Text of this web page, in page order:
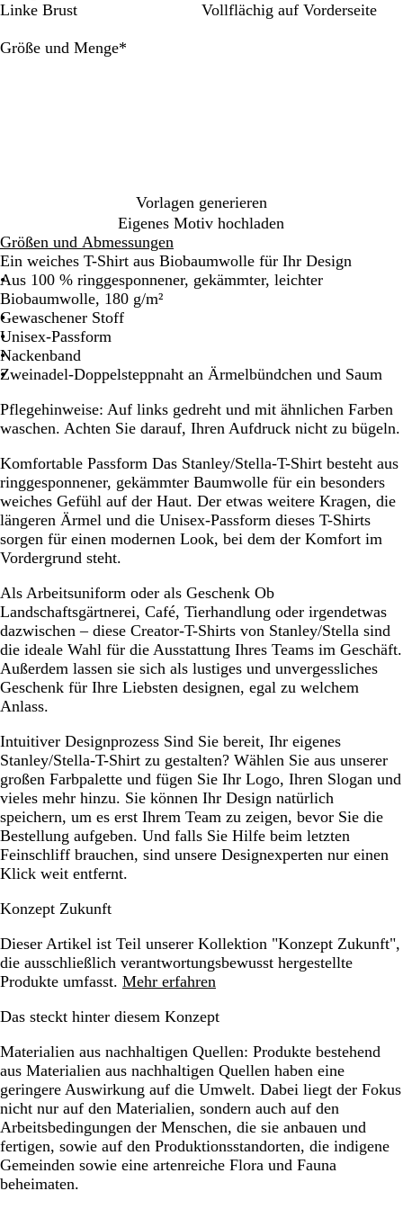
e
s
t
a
i
e
e
u
g
t
r
t
m
l
n
b
a
e
z
s
i
n
e
b
l
a
u
r
z
a
z
Linke Brust
Vollflächig auf Vorderseite
Größe und Menge*
Vorlagen generieren
Eigenes Motiv hochladen
Größen und Abmessungen
Ein weiches T-Shirt aus Biobaumwolle für Ihr Design
Aus 100 % ringgesponnener, gekämmter, leichter
Biobaumwolle, 180 g/m²
Gewaschener Stoff
Unisex-Passform
Nackenband
Zweinadel-Doppelsteppnaht an Ärmelbündchen und Saum
Pflegehinweise: Auf links gedreht und mit ähnlichen Farben
waschen. Achten Sie darauf, Ihren Aufdruck nicht zu bügeln.
Komfortable Passform Das Stanley/Stella-T-Shirt besteht aus
ringgesponnener, gekämmter Baumwolle für ein besonders
weiches Gefühl auf der Haut. Der etwas weitere Kragen, die
längeren Ärmel und die Unisex-Passform dieses T-Shirts
sorgen für einen modernen Look, bei dem der Komfort im
Vordergrund steht.
Als Arbeitsuniform oder als Geschenk Ob
Landschaftsgärtnerei, Café, Tierhandlung oder irgendetwas
dazwischen – diese Creator-T-Shirts von Stanley/Stella sind
die ideale Wahl für die Ausstattung Ihres Teams im Geschäft.
Außerdem lassen sie sich als lustiges und unvergessliches
Geschenk für Ihre Liebsten designen, egal zu welchem
Anlass.
Intuitiver Designprozess Sind Sie bereit, Ihr eigenes
Stanley/Stella-T-Shirt zu gestalten? Wählen Sie aus unserer
großen Farbpalette und fügen Sie Ihr Logo, Ihren Slogan und
vieles mehr hinzu. Sie können Ihr Design natürlich
speichern, um es erst Ihrem Team zu zeigen, bevor Sie die
Bestellung aufgeben. Und falls Sie Hilfe beim letzten
Feinschliff brauchen, sind unsere Designexperten nur einen
Klick weit entfernt.
Konzept Zukunft
Dieser Artikel ist Teil unserer Kollektion "Konzept Zukunft",
die ausschließlich verantwortungsbewusst hergestellte
Produkte umfasst. Mehr erfahren
Das steckt hinter diesem Konzept
Materialien aus nachhaltigen Quellen: Produkte bestehend
aus Materialien aus nachhaltigen Quellen haben eine
geringere Auswirkung auf die Umwelt. Dabei liegt der Fokus
nicht nur auf den Materialien, sondern auch auf den
Arbeitsbedingungen der Menschen, die sie anbauen und
fertigen, sowie auf den Produktionsstandorten, die indigene
Gemeinden sowie eine artenreiche Flora und Fauna
beheimaten.